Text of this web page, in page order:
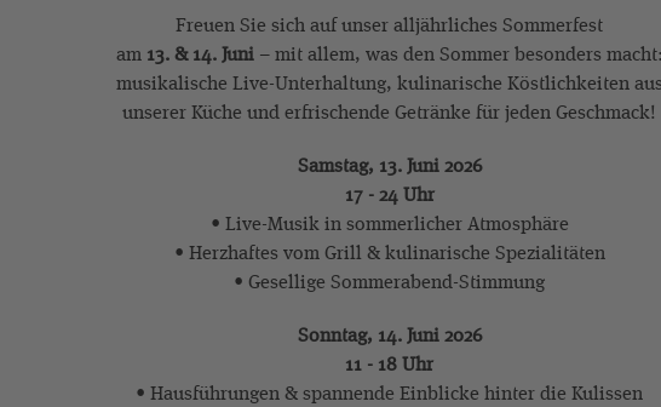
Freuen Sie sich auf unser alljährliches Sommerfest
am 13. & 14. Juni – mit allem, was den Sommer besonders
musikalische Live-Unterhaltung, kulinarische Köstlichkeiten
unserer Küche und erfrischende Getränke für jeden Geschmack!
Samstag, 13. Juni 2026
17 - 24 Uhr
• Live-Musik in sommerlicher Atmosphäre
• Herzhaftes vom Grill & kulinarische Spezialitäten
• Gesellige Sommerabend-Stimmung
Sonntag, 14. Juni 2026
11 - 18 Uhr
• Hausführungen & spannende Einblicke hinter die Kulissen